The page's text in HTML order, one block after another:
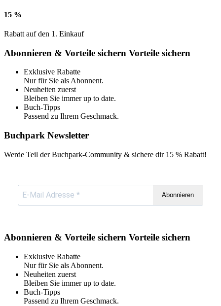
15 %
Rabatt auf den 1. Einkauf
Abonnieren & Vorteile sichern Vorteile sichern
Exklusive Rabatte
Nur für Sie als Abonnent.
Neuheiten zuerst
Bleiben Sie immer up to date.
Buch-Tipps
Passend zu Ihrem Geschmack.
Buchpark Newsletter
Werde Teil der Buchpark-Community & sichere dir 15 % Rabatt!
Abonnieren
Abonnieren & Vorteile sichern Vorteile sichern
Exklusive Rabatte
Nur für Sie als Abonnent.
Neuheiten zuerst
Bleiben Sie immer up to date.
Buch-Tipps
Passend zu Ihrem Geschmack.